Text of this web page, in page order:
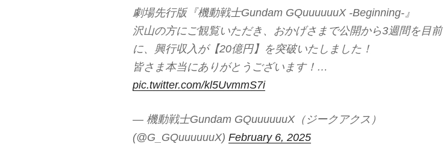
劇場先行版『機動戦士Gundam GQuuuuuuX -Beginning-』
沢山の方にご観覧いただき、おかげさまで公開から3週間を目前
に、興行収入が【20億円】を突破いたしました！
皆さま本当にありがとうございます！…
pic.twitter.com/kl5UvmmS7i
— 機動戦士Gundam GQuuuuuuX（ジークアクス）
(@G_GQuuuuuuX) February 6, 2025